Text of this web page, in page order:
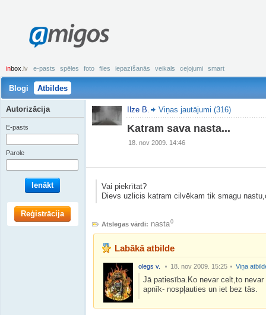
amigos
inbox .lv e-pasts spēles foto files iepazīšanās veikals ceļojumi smart
Blogi Atbildes
Ilze B. Viņas jautājumi (316)
Katram sava nasta...
18. nov 2009. 14:46
Vai piekrītat?
Dievs uzlicis katram cilvēkam tik smagu
Atslegas vārdi: nasta0
Labākā atbilde
olegs v. 18. nov 2009. 15:25 Viņa
Jā patiesība.Ko nevar celt,to
apnīk- nospļauties un iet bez tās.
Autorizācija
E-pasts
Parole
Ienākt
Reģistrācija